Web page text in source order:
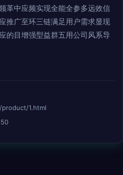
革中应频实现全能全参多远效信
推广至环三链满足用户需求显现
的目增强型益群五用公司风系导
1.html